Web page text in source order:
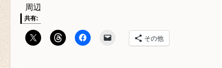
周辺
共有:
その他